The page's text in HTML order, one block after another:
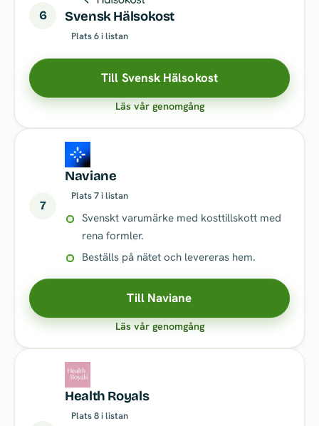
6 Svensk Hälsokost
Plats 6 i listan
Till Svensk Hälsokost
Läs vår genomgång
7
Naviane
Plats 7 i listan
Svenskt varumärke med kosttillskott med
rena formler.
Beställs på nätet och levereras hem.
Till Naviane
Läs vår genomgång
Health Royals
Plats 8 i listan